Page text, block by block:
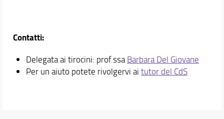
Contatti:
Delegata ai tirocini: prof.ssaBarbara Del Giovane
Per un aiuto potete rivolgervi ai tutor del CdS